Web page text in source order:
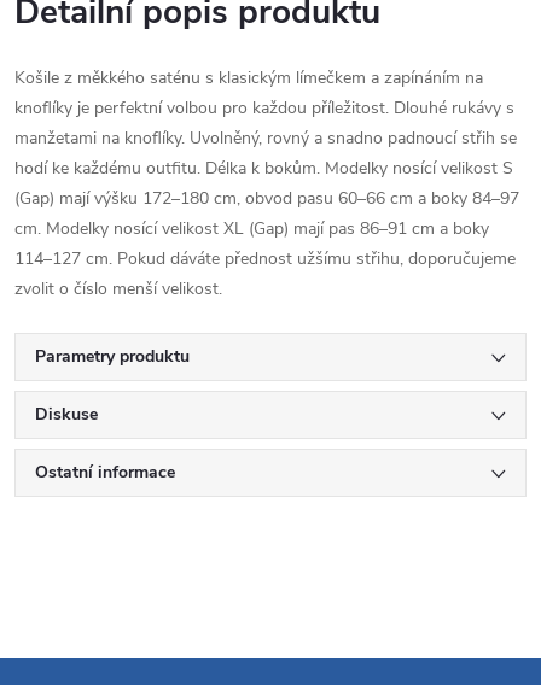
Detailní popis produktu
Košile z měkkého saténu s klasickým límečkem a zapínáním na
knoflíky je perfektní volbou pro každou příležitost. Dlouhé rukávy s
manžetami na knoflíky. Uvolněný, rovný a snadno padnoucí střih se
hodí ke každému outfitu. Délka k bokům. Modelky nosící velikost S
(Gap) mají výšku 172–180 cm, obvod pasu 60–66 cm a boky 84–97
cm. Modelky nosící velikost XL (Gap) mají pas 86–91 cm a boky
114–127 cm. Pokud dáváte přednost užšímu střihu, doporučujeme
zvolit o číslo menší velikost.
Parametry produktu
Diskuse
Ostatní informace